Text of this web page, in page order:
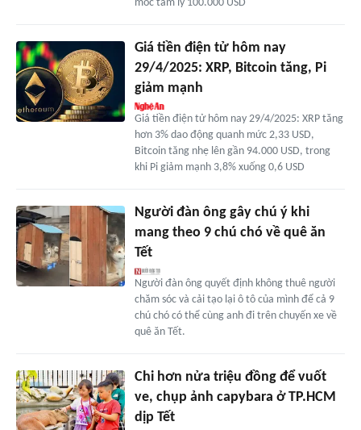
mốc tâm lý 100.000 USD
Giá tiền điện tử hôm nay
29/4/2025: XRP, Bitcoin tăng, Pi
giảm mạnh
Giá tiền điện tử hôm nay 29/4/2025: XRP tăng
hơn 3% dao động quanh mức 2,33 USD,
Bitcoin tăng nhẹ lên gần 94.000 USD, trong
khi Pi giảm mạnh 3,8% xuống 0,6 USD
Người đàn ông gây chú ý khi
mang theo 9 chú chó về quê ăn
Tết
Người đàn ông quyết định không thuê người
chăm sóc và cải tạo lại ô tô của mình để cả 9
chú chó có thể cùng anh đi trên chuyến xe về
quê ăn Tết.
Chi hơn nửa triệu đồng để vuốt
ve, chụp ảnh capybara ở TP.HCM
dịp Tết